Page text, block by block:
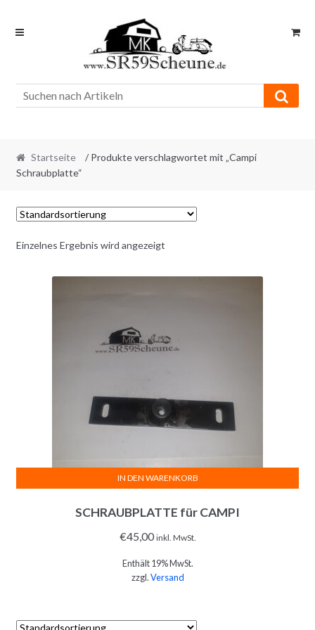
Skip
Skip
Startseite
/ Produkte verschlagwortet mit „Campi
Schraubplatte“
Einzelnes Ergebnis wird angezeigt
SCHRAUBPLATTE für CAMPI
€45,00 inkl. MwSt.
Enthält 19% MwSt.
zzgl.Versand
IN DEN WARENKORB